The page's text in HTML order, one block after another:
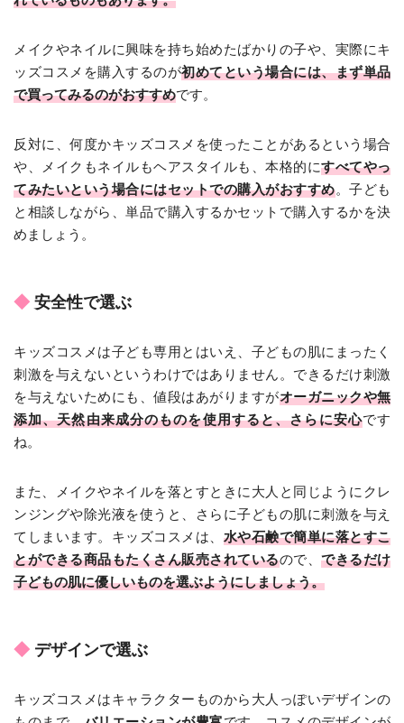
メイクやネイルに興味を持ち始めたばかりの子や、実際にキ
ッズコスメを購入するのが初めてという場合には、まず単品
で買ってみるのがおすすめです。
反対に、何度かキッズコスメを使ったことがあるという場合
や、メイクもネイルもヘアスタイルも、本格的にすべてやっ
てみたいという場合にはセットでの購入がおすすめ。子ども
と相談しながら、単品で購入するかセットで購入するかを決
めましょう。
安全性で選ぶ
キッズコスメは子ども専用とはいえ、子どもの肌にまったく
刺激を与えないというわけではありません。できるだけ刺激
を与えないためにも、値段はあがりますがオーガニックや無
添加、天然由来成分のものを使用すると、さらに安心です
ね。
また、メイクやネイルを落とすときに大人と同じようにクレ
ンジングや除光液を使うと、さらに子どもの肌に刺激を与え
てしまいます。キッズコスメは、 水や石鹸で簡単に落とすこ
とができる商品もたくさん販売されているので、 できるだけ
子どもの肌に優しいものを選ぶようにしましょう。
デザインで選ぶ
キッズコスメはキャラクターものから大人っぽいデザインの